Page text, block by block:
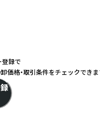
登録で
価格・取引条件をチェックできま